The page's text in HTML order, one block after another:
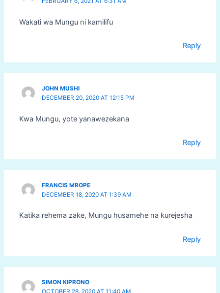
Wakati wa Mungu ni kamilifu
Reply
JOHN MUSHI
DECEMBER 20, 2020 AT 12:15 PM
Kwa Mungu, yote yanawezekana
Reply
FRANCIS MROPE
DECEMBER 18, 2020 AT 1:39 AM
Katika rehema zake, Mungu husamehe na kurejesha
Reply
SIMON KIPRONO
OCTOBER 28, 2020 AT 11:40 AM